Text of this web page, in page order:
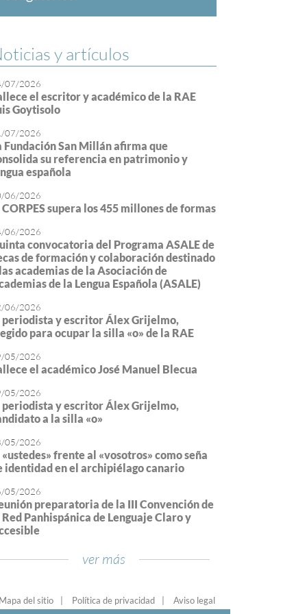
y artículos
07/2026
el escritor y académico de la RAE
Goytisolo
07/2026
Fundación San Millán afirma que
su referencia en patrimonio y
española
06/2026
CORPES supera los 455 millones de formas
06/2026
convocatoria del Programa ASALE de
de formación y colaboración destinado
academias de la Asociación de
de la Lengua Española (ASALE)
06/2026
periodista y escritor Álex Grijelmo,
para ocupar la silla «o» de la RAE
05/2026
el académico José Manuel Blecua
05/2026
periodista y escritor Álex Grijelmo,
a la silla «o»
05/2026
«ustedes» frente al «vosotros» como seña
identidad en el archipiélago canario
05/2026
preparatoria de la III Convención de
Red Panhispánica de Lenguaje Claro y
ver más
Mapa del sitio Política de privacidad Aviso legal